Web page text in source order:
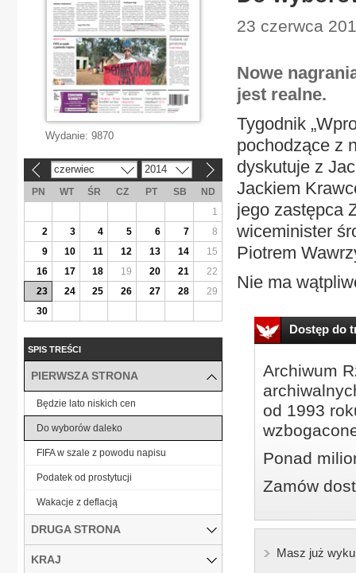
23 czerwca
Nowe
jest realne.
Tygodnik
pochodzące z
dyskutuje z
Jackiem
jego zastępca
wiceminister
Piotrem
Nie ma
Dostęp do
Archiwum
od 1993
Ponad
Zamów
Masz już
Wydanie: 9870
czerwiec 2014
PN WT ŚR CZ PT SB
ND
1
2
3 4 5 6 7
8
9
10 11 12 13 14
15
16
17 18 19 20 21
22
23
24 25 26 27 28
29
30
SPIS TREŚCI
PIERWSZA STRONA
Będzie lato niskich cen
Do wyborów daleko
FIFA w szale z powodu napisu
Podatek od prostytucji
Wakacje z deflacją
DRUGA STRONA
KRAJ